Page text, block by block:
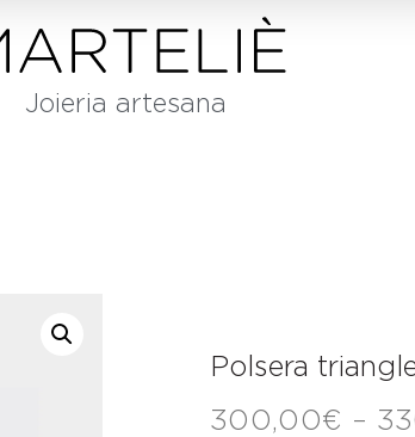
Joieria artesana
Polsera
300,00€ –